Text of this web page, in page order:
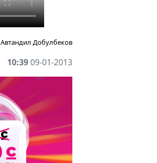
Автандил Добулбеков
10:3909-01-2013